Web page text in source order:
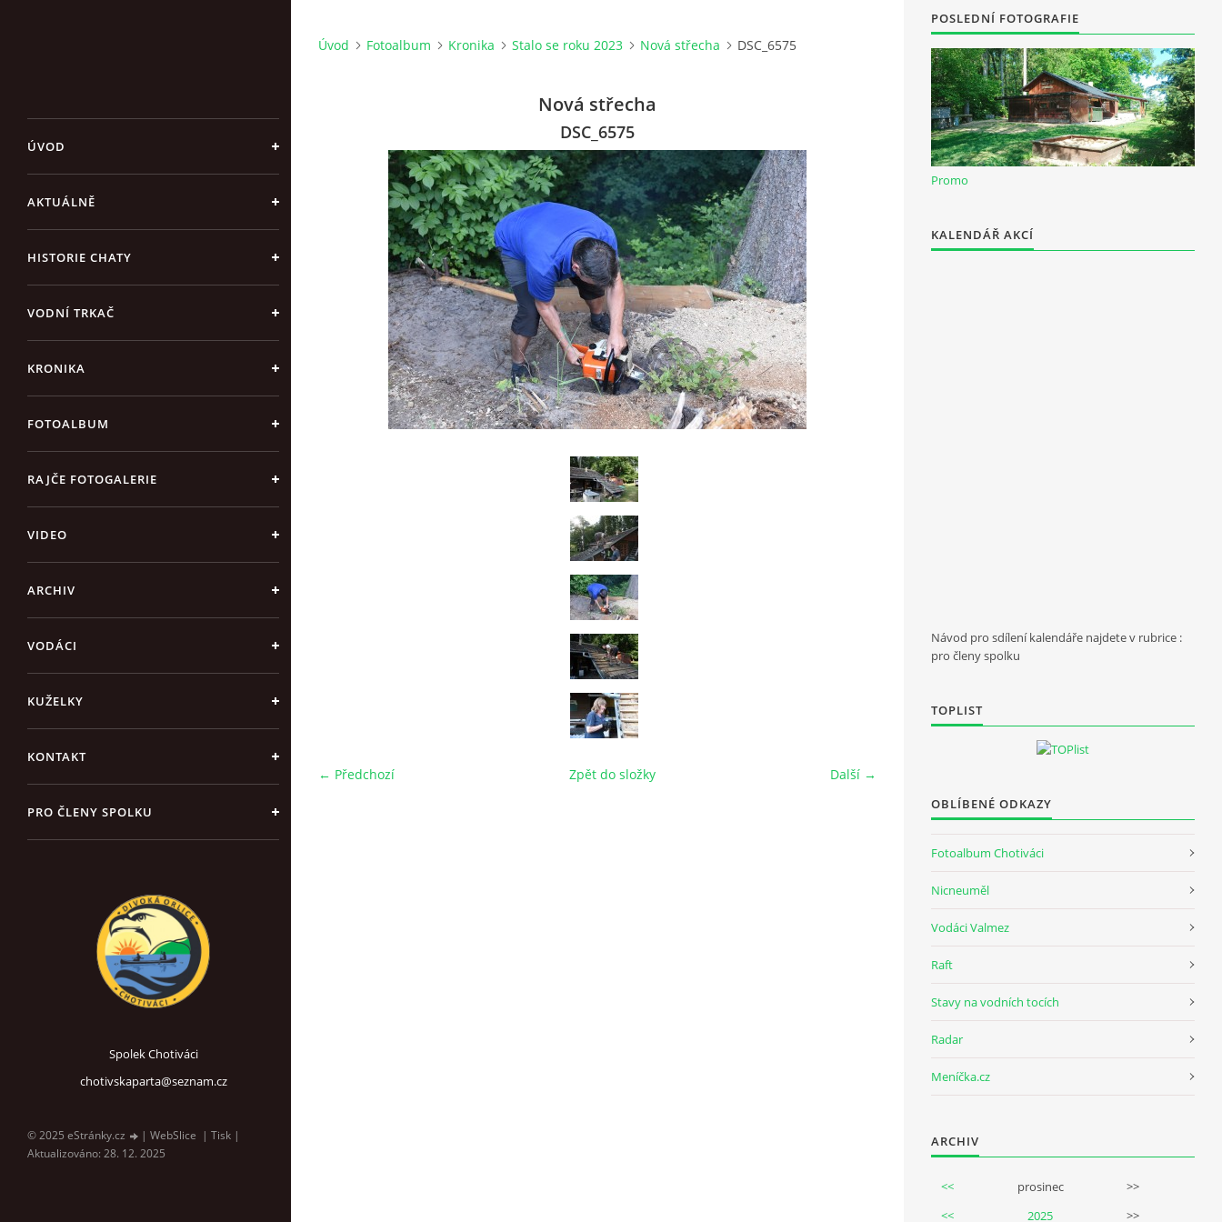
ÚVOD
AKTUÁLNĚ
HISTORIE CHATY
VODNÍ TRKAČ
KRONIKA
FOTOALBUM
RAJČE FOTOGALERIE
VIDEO
ARCHIV
VODÁCI
KUŽELKY
KONTAKT
PRO ČLENY SPOLKU
Spolek Chotiváci
chotivskaparta@seznam.cz
© 2025 eStránky.cz | WebSlice | Tisk |
Aktualizováno: 28. 12. 2025
Úvod Fotoalbum Kronika Stalo se roku 2023 Nová střecha DSC_6575
Nová střecha
DSC_6575
← Předchozí Další →
Zpět do složky
POSLEDNÍ FOTOGRAFIE
Promo
KALENDÁŘ AKCÍ
Návod pro sdílení kalendáře najdete v rubrice :
pro členy spolku
TOPLIST
OBLÍBENÉ ODKAZY
Fotoalbum Chotiváci
Nicneuměl
Vodáci Valmez
Raft
Stavy na vodních tocích
Radar
Meníčka.cz
ARCHIV
<< prosinec
>>
<<
2025 >>